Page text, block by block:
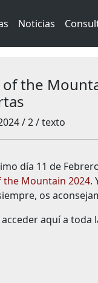
Noticias
of the
/ 2 / texto
día 11 de
the Mountain 2024.
os
aquí a toda